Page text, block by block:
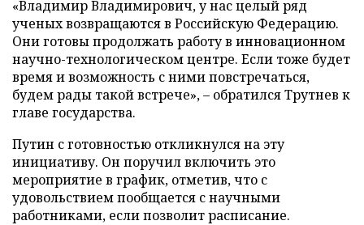
«Владимир Владимирович, у нас целый ряд
ученых возвращаются в Российскую Федерацию.
Они готовы продолжать работу в инновационном
научно-технологическом центре. Если тоже будет
время и возможность с ними повстречаться,
будем рады такой встрече», – обратился Трутнев к
главе государства.
Путин с готовностью откликнулся на эту
инициативу. Он поручил включить это
мероприятие в график, отметив, что с
удовольствием пообщается с научными
работниками, если позволит расписание.